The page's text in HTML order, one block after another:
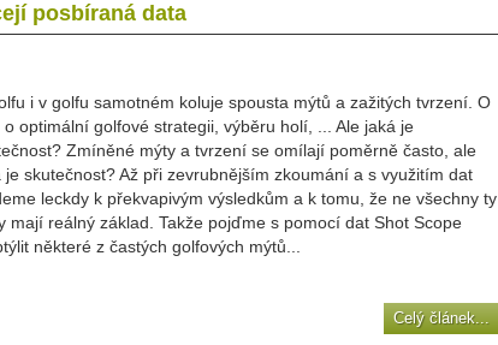
posbíraná data
i v golfu samotném koluje spousta mýtů a zažitých tvrzení. O
o optimální golfové strategii, výběru holí, ... Ale jaká je
Zmíněné mýty a tvrzení se omílají poměrně často, ale
je skutečnost? Až při zevrubnějším zkoumání a s využitím dat
leckdy k překvapivým výsledkům a k tomu, že ne všechny ty
mají reálný základ. Takže pojďme s pomocí dat Shot Scope
některé z častých golfových mýtů...
Celý článek...